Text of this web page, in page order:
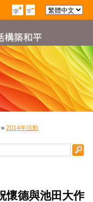
»2014年活動
懷德與池田大作